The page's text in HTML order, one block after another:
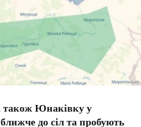
також Юнаківку у
до сіл та пробують